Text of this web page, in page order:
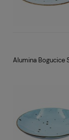
Alumina Bogucice